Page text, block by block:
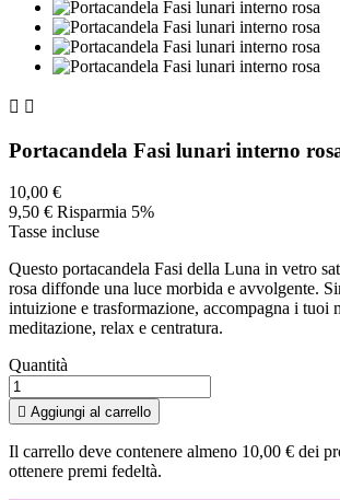
 
Portacandela Fasi lunari interno
10,00 €
9,50 € Risparmia 5%
Tasse incluse
Questo portacandela Fasi della Luna in vetro
rosa diffonde una luce morbida e avvolgente.
intuizione e trasformazione, accompagna i tuoi
meditazione, relax e centratura.
Quantità
 Aggiungi al carrello
Il carrello deve contenere almeno 10,00 € dei
ottenere premi fedeltà.